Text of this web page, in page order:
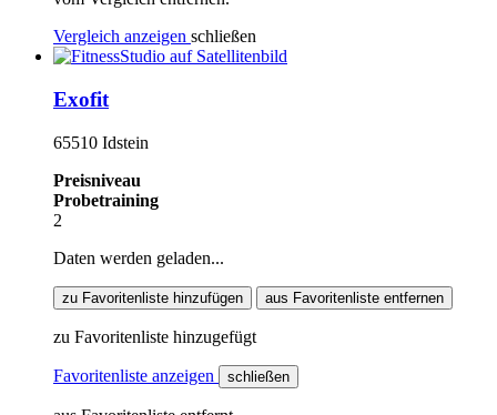
Vergleich anzeigen schließen
Exofit
65510 Idstein
Preisniveau
Probetraining
2
Daten werden geladen...
zu Favoritenliste hinzufügen aus Favoritenliste entfernen
zu Favoritenliste hinzugefügt
Favoritenliste anzeigen schließen